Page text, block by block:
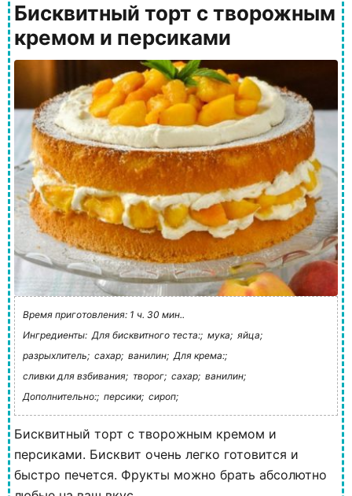
Бисквитный торт с творожным
кремом и персиками
Время приготовления: 1 ч. 30 мин..
Ингредиенты: Для бисквитного теста:; мука; яйца;
разрыхлитель; сахар; ванилин; Для крема:;
сливки для взбивания; творог; сахар; ванилин;
Дополнительно:; персики; сироп;
Бисквитный торт с творожным кремом и
персиками. Бисквит очень легко готовится и
быстро печется. Фрукты можно брать абсолютно